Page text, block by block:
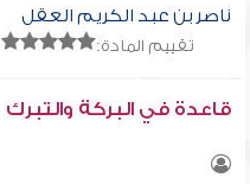
ناصر بن عبد الكريم العقل
تقييم المادة:
قاعدة في البركة والتبرك